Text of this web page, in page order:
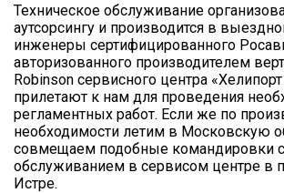
Техническое обслуживание
аутсорсингу и производится в
инженеры сертифицированного
авторизованного производителем
Robinson сервисного центра
прилетают к нам для проведения
регламентных работ. Если же по
необходимости летим в Московскую
совмещаем подобные командировки
обслуживанием в сервисом центре в
Истре.